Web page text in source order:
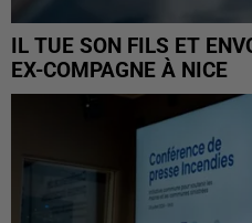
IL TUE SON FILS ET
EX-COMPAGNE À NICE